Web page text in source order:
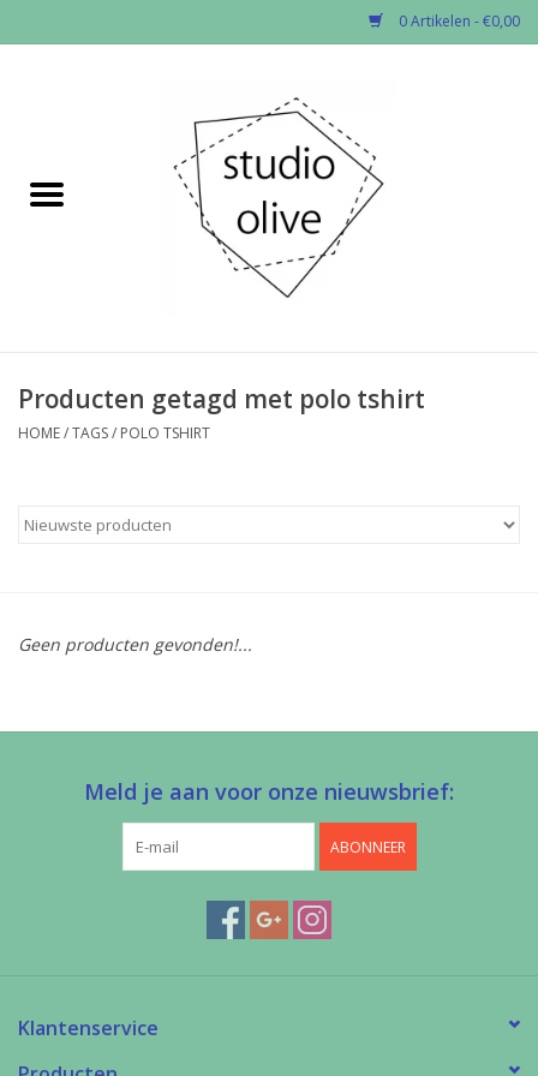
0 Artikelen - €0,00
✂︎Nieuw
Fournituren
Workshops
Studio Olive inspireert....
Producten getagd met polo tshirt
HOME/TAGS/ POLO TSHIRT
Geen producten gevonden!...
Meld je aan voor onze nieuwsbrief:
ABONNEER
Klantenservice